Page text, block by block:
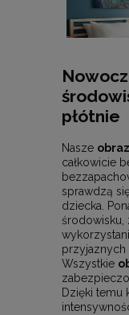
płótnie
Nasze
całkowicie
sprawdzą
dziecka.
środowisku,
przyjaznych
Wszystkie
Dzięki temu